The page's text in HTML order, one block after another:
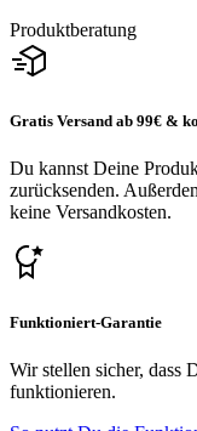
Produktberatung
Gratis Versand ab 99€ &
Du kannst Deine
zurücksenden.
keine Versandkosten.
Funktioniert-Garantie
Wir stellen sicher, dass
funktionieren.